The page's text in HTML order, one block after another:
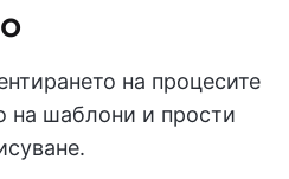
на процесите
на шаблони и прости